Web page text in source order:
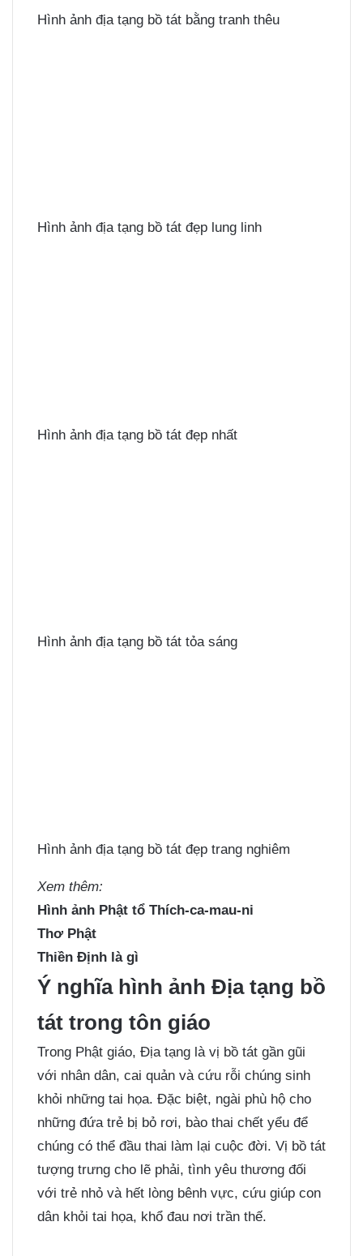
Hình ảnh địa tạng bồ tát bằng tranh thêu
Hình ảnh địa tạng bồ tát đẹp lung linh
Hình ảnh địa tạng bồ tát đẹp nhất
Hình ảnh địa tạng bồ tát tỏa sáng
Hình ảnh địa tạng bồ tát đẹp trang nghiêm
Xem thêm:
Hình ảnh Phật tổ Thích-ca-mau-ni
Thơ Phật
Thiền Định là gì
Ý nghĩa hình ảnh Địa tạng bồ
tát trong tôn giáo
Trong Phật giáo, Địa tạng là vị bồ tát gần gũi
với nhân dân, cai quản và cứu rỗi chúng sinh
khỏi những tai họa. Đặc biệt, ngài phù hộ cho
những đứa trẻ bị bỏ rơi, bào thai chết yểu để
chúng có thể đầu thai làm lại cuộc đời. Vị bồ tát
tượng trưng cho lẽ phải, tình yêu thương đối
với trẻ nhỏ và hết lòng bênh vực, cứu giúp con
dân khỏi tai họa, khổ đau nơi trần thế.